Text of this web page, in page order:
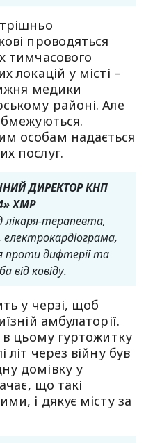
проводяться
тимчасового
локацій у місті –
медики
районі. Але
особам надається
послуг.
ДИРЕКТОР КНП
ХМР
лікаря-терапевта,
електрокардіограма,
проти дифтерії та
від ковіду.
у черзі, щоб
амбулаторії.
в цьому гуртожитку
літ через війну був
домівку у
що такі
і дякує місту за